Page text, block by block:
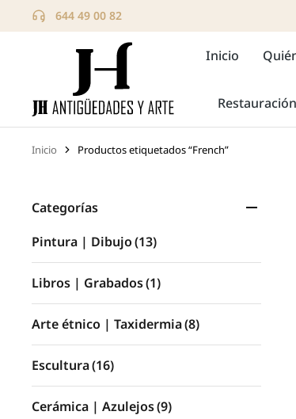
644 49 00 82
Inicio
Estás aquí:
Inicio Productos etiquetados “French”
Categorías
Pintura | Dibujo(13)
Libros | Grabados(1)
Arte étnico | Taxidermia(8)
Escultura(16)
Cerámica | Azulejos(9)